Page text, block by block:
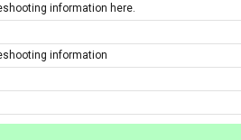
information here.
information